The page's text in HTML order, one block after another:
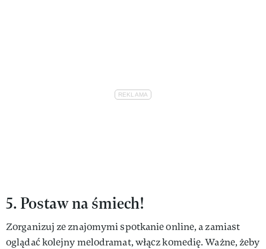
5. Postaw na śmiech!
Zorganizuj ze znajomymi spotkanie online, a zamiast
oglądać kolejny melodramat, włącz komedię. Ważne, żeby